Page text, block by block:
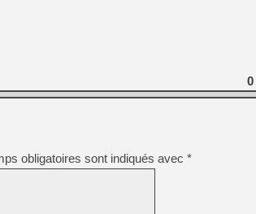
[Mo5] Deux inédits du
[GK] Le beat'em up The
[GK] Endless Legend 2 :
[LS] [PS5] Le WebKit
[GK] Oubliez Crazy Taxi,
[LS] [Switch] NSZ 5.0.0
0
obligatoires sont indiqués avec *